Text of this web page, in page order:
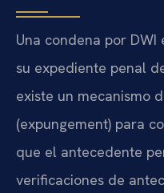
Una condena por
su expediente penal
existe un mecanismo
(expungement) para
que el antecedente
verificaciones de